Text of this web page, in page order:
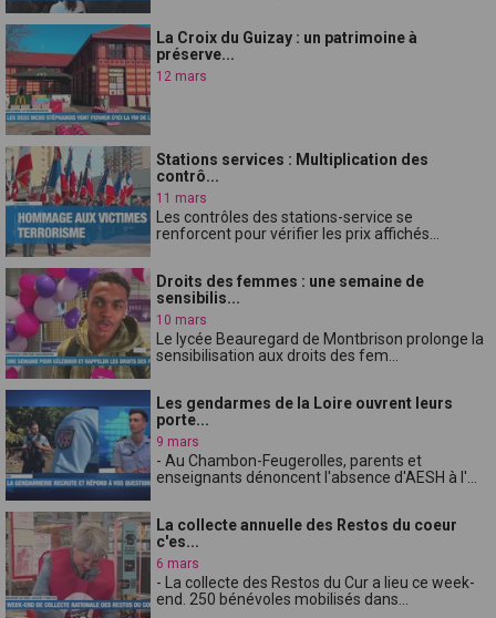
La Croix du Guizay : un patrimoine à
préserve...
12 mars
Stations services : Multiplication des
contrô...
11 mars
Les contrôles des stations-service se
renforcent pour vérifier les prix affichés...
Droits des femmes : une semaine de
sensibilis...
10 mars
Le lycée Beauregard de Montbrison prolonge la
sensibilisation aux droits des fem...
Les gendarmes de la Loire ouvrent leurs
porte...
9 mars
- Au Chambon-Feugerolles, parents et
enseignants dénoncent l'absence d'AESH à l'...
La collecte annuelle des Restos du coeur
c'es...
6 mars
- La collecte des Restos du Cur a lieu ce week-
end. 250 bénévoles mobilisés dans...